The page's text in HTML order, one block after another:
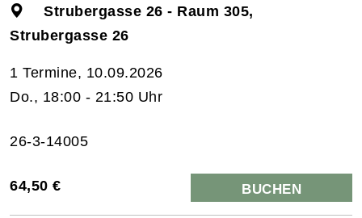
Strubergasse 26 - Raum 305,
Strubergasse 26
1 Termine, 10.09.2026
Do., 18:00 - 21:50 Uhr
26-3-14005
64,50 € BUCHEN